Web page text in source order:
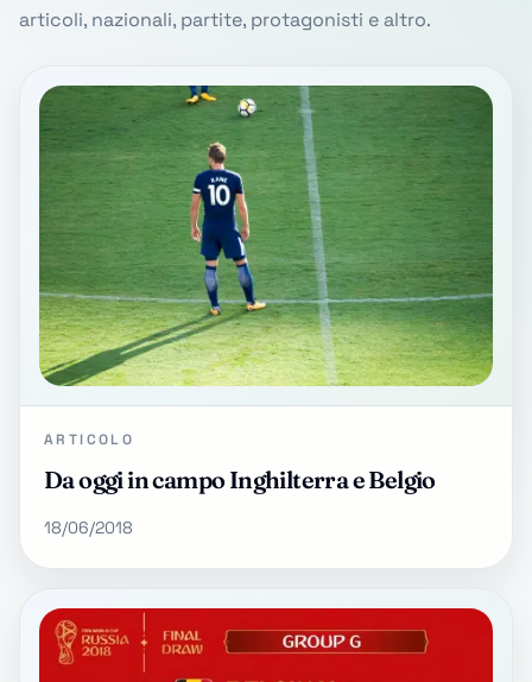
articoli, nazionali, partite, protagonisti e altro.
ARTICOLO
Da oggi in campo Inghilterra e Belgio
18/06/2018